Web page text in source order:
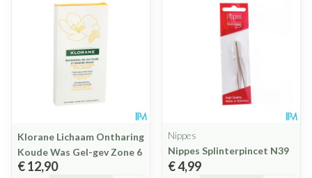
Klorane Lichaam Ontharing
Koude Was Gel-gev Zone 6
€ 12,90
Nippes
Nippes Splinterpincet N39
€ 4,99